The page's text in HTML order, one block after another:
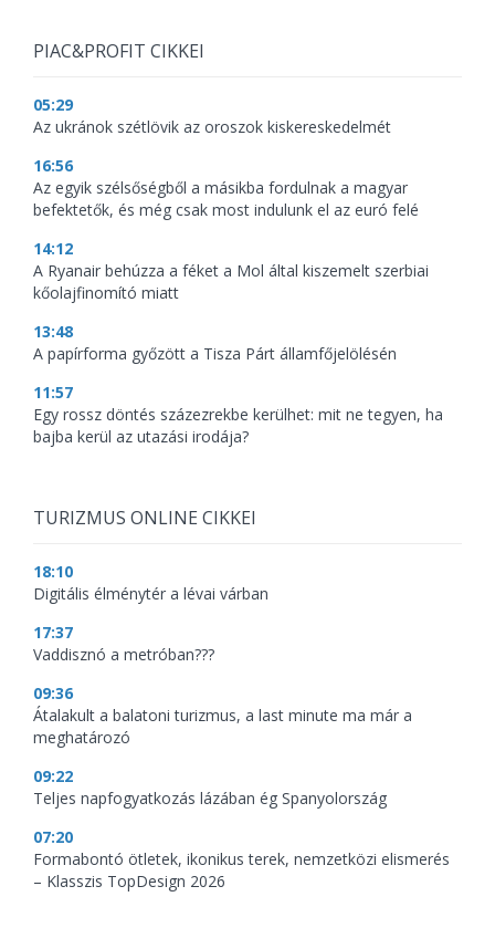
PIAC&PROFIT CIKKEI
05:29
Az ukránok szétlövik az oroszok kiskereskedelmét
16:56
Az egyik szélsőségből a másikba fordulnak a magyar
befektetők, és még csak most indulunk el az euró felé
14:12
A Ryanair behúzza a féket a Mol által kiszemelt szerbiai
kőolajfinomító miatt
13:48
A papírforma győzött a Tisza Párt államfőjelölésén
11:57
Egy rossz döntés százezrekbe kerülhet: mit ne tegyen, ha
bajba kerül az utazási irodája?
TURIZMUS ONLINE CIKKEI
18:10
Digitális élménytér a lévai várban
17:37
Vaddisznó a metróban???
09:36
Átalakult a balatoni turizmus, a last minute ma már a
meghatározó
09:22
Teljes napfogyatkozás lázában ég Spanyolország
07:20
Formabontó ötletek, ikonikus terek, nemzetközi elismerés
– Klasszis TopDesign 2026